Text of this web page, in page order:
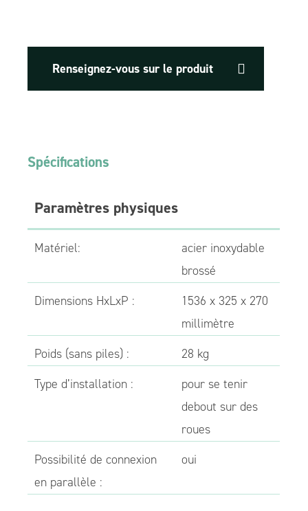
Renseignez-vous sur le produit
Spécifications
Paramètres physiques
Matériel:
acier inoxydable
brossé
Dimensions HxLxP :
1536 x 325 x 270
millimètre
Poids (sans piles) :
28 kg
Type d’installation :
pour se tenir
debout sur des
roues
Possibilité de connexion
en parallèle :
oui